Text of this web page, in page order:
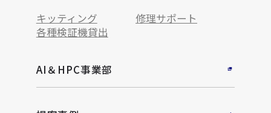
キッティング
修理サポート
各種検証機貸出
AI＆HPC事業部